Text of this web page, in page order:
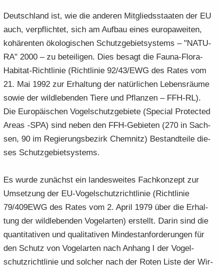
Deutsch­land ist, wie die an­de­ren Mit­glieds­staa­ten der EU
auch, ver­pflich­tet, sich am Auf­bau eines eu­ro­pa­wei­ten,
ko­hä­ren­ten öko­lo­gi­schen Schutz­ge­biet­sys­tems – "NA­TU­
RA" 2000 – zu be­tei­li­gen. Dies be­sagt die Fauna-​Flora-
Habitat-Richtlinie (Richt­li­nie 92/43/EWG des Rates vom
21. Mai 1992 zur Er­hal­tung der na­tür­li­chen Le­bens­räu­me
sowie der wild­le­ben­den Tiere und Pflan­zen – FFH-​RL).
Die Eu­ro­päi­schen Vo­gel­schutz­ge­bie­te (Spe­cial Pro­tec­ted
Areas -SPA) sind neben den FFH-​Gebieten (270 in Sach­
sen, 90 im Re­gie­rungs­be­zirk Chem­nitz) Be­stand­tei­le die­
ses Schutz­ge­biet­sys­tems.
Es wurde zu­nächst ein lan­des­wei­tes Fach­kon­zept zur
Um­set­zung der EU-​Vogelschutzrichtlinie (Richt­li­nie
79/409EWG des Rates vom 2. April 1979 über die Er­hal­
tung der wild­le­ben­den Vo­gel­ar­ten) er­stellt. Darin sind die
quan­ti­ta­ti­ven und qua­li­ta­ti­ven Min­dest­an­for­de­run­gen für
den Schutz von Vo­gel­ar­ten nach An­hang I der Vo­gel­
schutz­richt­li­nie und sol­cher nach der Roten Liste der Wir­